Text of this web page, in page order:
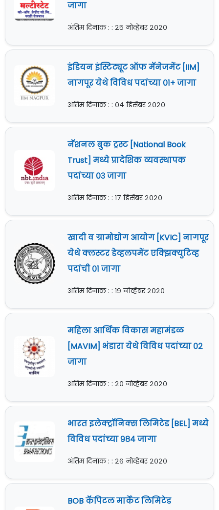
जागा
अंतिम दिनांक : : २५ नोव्हेंबर २०२०
इंडियन इंस्टिट्यूट ऑफ मॅनेजमेंट [IIM]
नागपूर येथे विविध पदांच्या ०१+ जागा
अंतिम दिनांक : : ०४ डिसेंबर २०२०
नॅशनल बुक ट्रस्ट [National Book
Trust] मध्ये प्रादेशिक व्यवस्थापक
पदांच्या ०३ जागा
अंतिम दिनांक : : १७ डिसेंबर २०२०
खादी व ग्रामोद्योग आयोग [KVIC] नागपूर
येथे क्लस्टर डेव्हलपमेंट एक्झिक्युटिव्ह
पदांची ०१ जागा
अंतिम दिनांक : : १९ नोव्हेंबर २०२०
महिला आर्थिक विकास महामंडळ
[MAVIM] भंडारा येथे विविध पदांच्या ०२
जागा
अंतिम दिनांक : : २० नोव्हेंबर २०२०
भारत इलेक्ट्रॉनिक्स लिमिटेड [BEL] मध्ये
विविध पदांच्या ९८४ जागा
अंतिम दिनांक : : २६ नोव्हेंबर २०२०
BOB कॅपिटल मार्केट लिमिटेड